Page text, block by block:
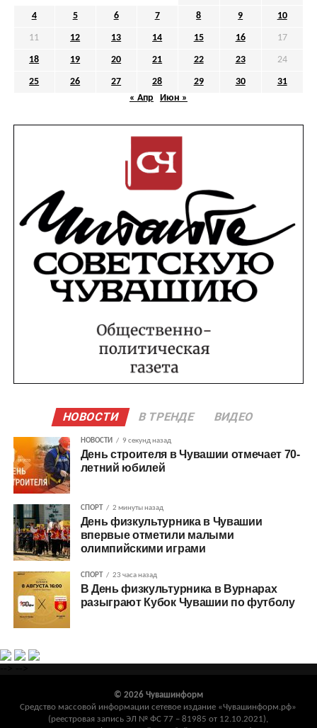
4 5 6 7 8 9 10
11 12 13 14 15 16 17
18 19 20 21 22 23 24
25 26 27 28 29 30
31
« Апр
Июн »
НОВОСТИ В ТРЕНДЕ ВИДЕО
НОВОСТИ 9 секунд назад
День строителя в Чувашии отмечает 70-
летний юбилей
СПОРТ 2 минуты назад
День физкультурника в Чувашии
впервые отметили малыми
олимпийскими играми
СПОРТ 23 часа назад
В День физкультурника в Вурнарах
разыграют Кубок Чувашии по футболу
© 2026 Чувашинформ
Средство массовой информации сетевое издание «Чувашинформ.рф»
(реестровая запись ЭЛ № ФС 77 – 81985 от 12.10.2021),